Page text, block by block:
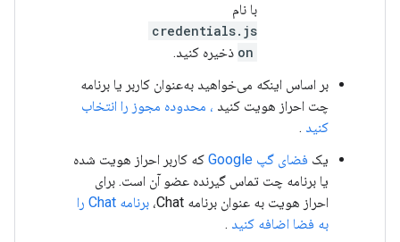
با نام
credentials.js
on ذخیره کنید.
بر اساس اینکه می‌خواهید به‌عنوان کاربر یا برنامه
چت احراز هویت کنید ، محدوده مجوز را انتخاب
کنید .
یک فضای گپ Google
که کاربر احراز هویت شده
یا برنامه چت تماس گیرنده عضو آن است. برای
احراز هویت به عنوان برنامه Chat،
برنامه Chat را
به فضا اضافه کنید .